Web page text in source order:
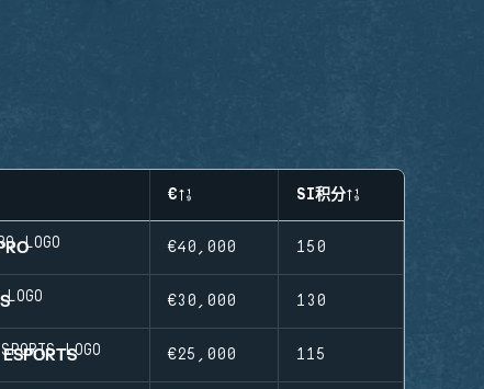
€ SI积分
€40,000 150
€30,000 130
€25,000 115